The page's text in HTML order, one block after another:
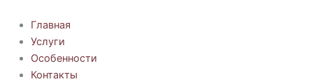
содержимому
Главная
Услуги
Особенности
Контакты